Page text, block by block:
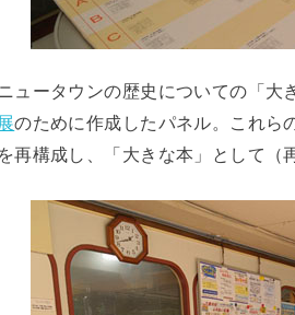
ュータウンの歴史についての「大
のために作成したパネル。これら
再構成し、「大きな本」として（